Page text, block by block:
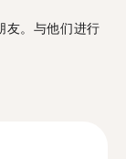
友。与他们进行